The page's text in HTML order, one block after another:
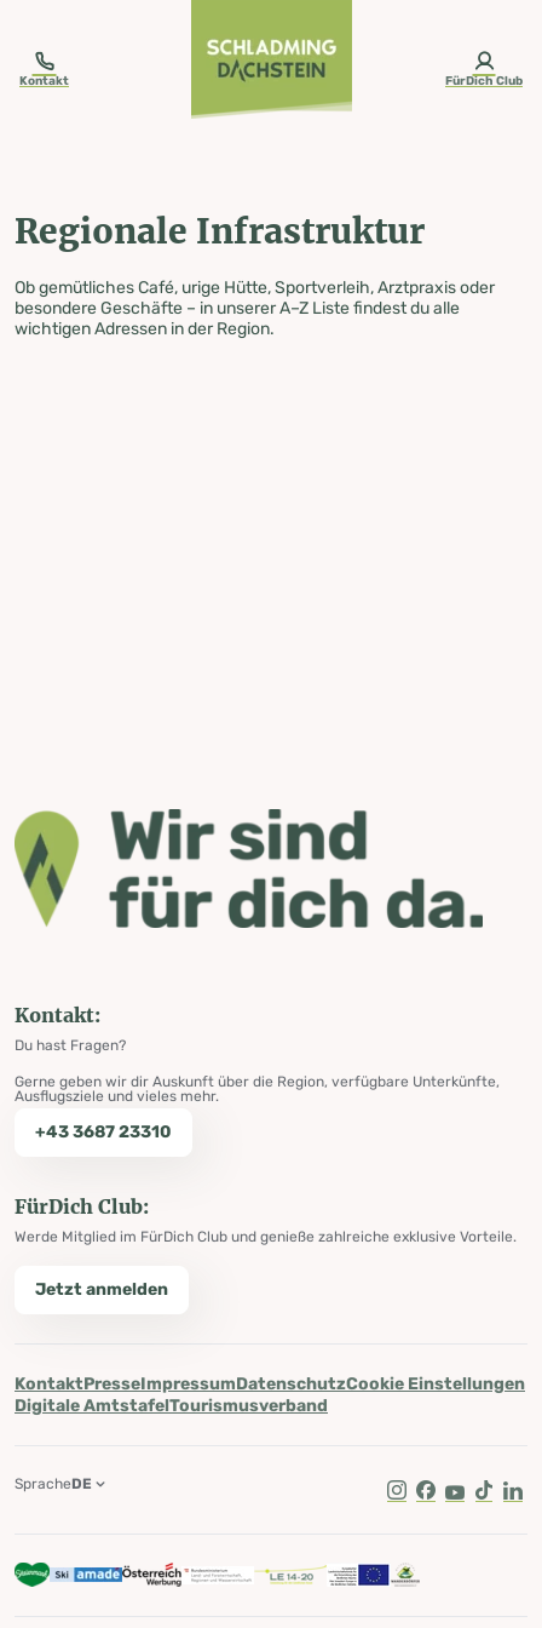
Kontakt FürDich Club
Regionale Infrastruktur
Ob gemütliches Café, urige Hütte, Sportverleih, Arztpraxis oder
besondere Geschäfte – in unserer A–Z Liste findest du alle
wichtigen Adressen in der Region.
Kontakt:
Du hast Fragen?
Gerne geben wir dir Auskunft über die Region, verfügbare Unterkünfte,
Ausflugsziele und vieles mehr.
+43 3687 23310
FürDich Club:
Werde Mitglied im FürDich Club und genieße zahlreiche exklusive Vorteile.
Jetzt anmelden
KontaktPresseImpressumDatenschutzCookie Einstellungen
Digitale AmtstafelTourismusverband
Instagram
Facebook
Youtube
Tik Tok
SpracheDE